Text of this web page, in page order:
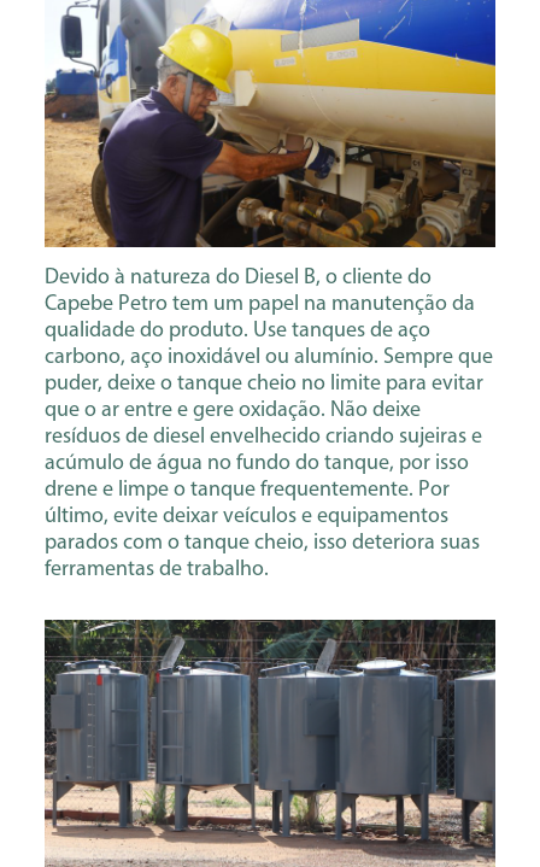
Devido à natureza do Diesel B, o cliente do
Capebe Petro tem um papel na manutenção da
qualidade do produto. Use tanques de aço
carbono, aço inoxidável ou alumínio. Sempre que
puder, deixe o tanque cheio no limite para evitar
que o ar entre e gere oxidação. Não deixe
resíduos de diesel envelhecido criando sujeiras e
acúmulo de água no fundo do tanque, por isso
drene e limpe o tanque frequentemente. Por
último, evite deixar veículos e equipamentos
parados com o tanque cheio, isso deteriora suas
ferramentas de trabalho.